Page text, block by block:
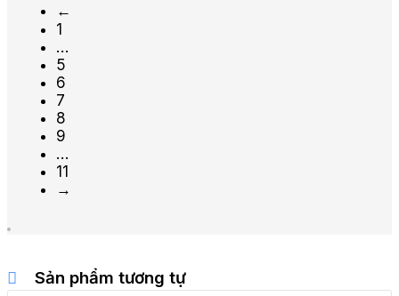
←
1
…
5
6
7
8
9
…
11
→
Sản phẩm tương tự